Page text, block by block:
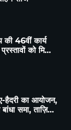
का आयोजन,
समा, ताज़िया
का हुआ
रानीबाग
के लिए 9 अगस्त